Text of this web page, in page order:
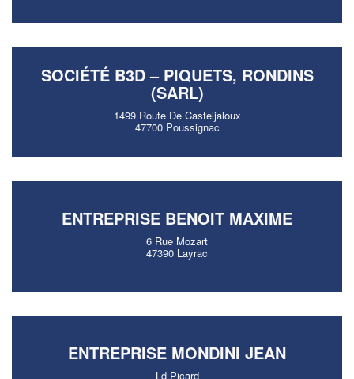
SOCIÉTÉ B3D – PIQUETS, RONDINS
(SARL)
1499 Route De Casteljaloux
47700 Poussignac
ENTREPRISE BENOIT MAXIME
6 Rue Mozart
47390 Layrac
ENTREPRISE MONDINI JEAN
Ld Picard